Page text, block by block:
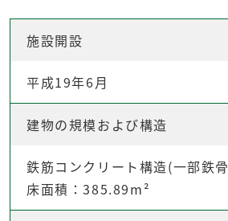
施設開設
平成19年6月
建物の規模および構造
鉄筋コンクリート構造(一部鉄
床面積：385.89m²